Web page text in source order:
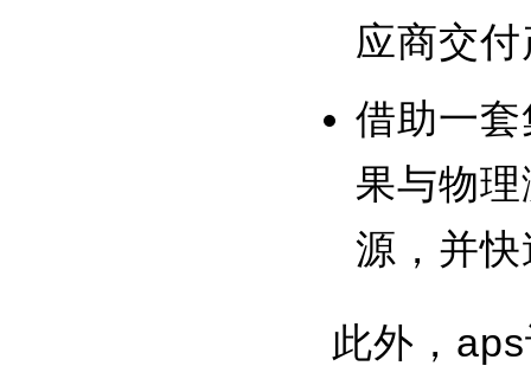
应商交
借助一
果与物
源，并
此外，